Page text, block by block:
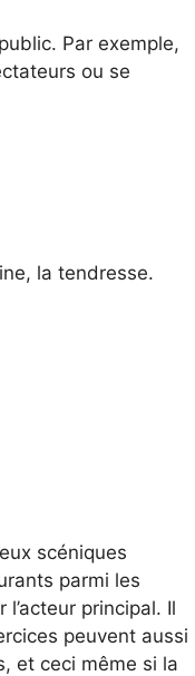
Par exemple,
ou se
la tendresse.
scéniques
parmi les
principal. Il
peuvent aussi
et ceci même si la